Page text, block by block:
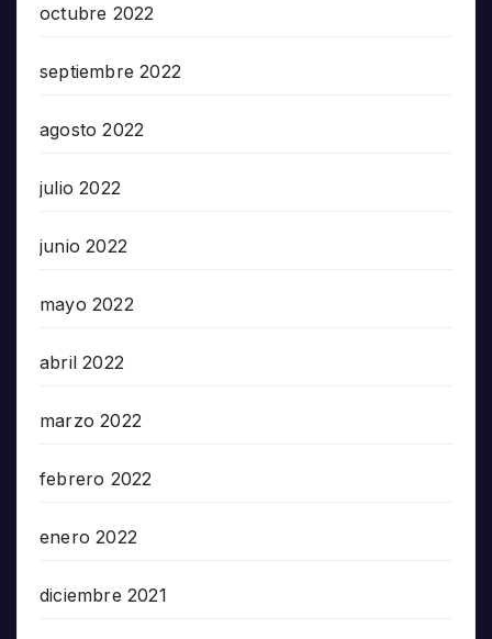
octubre 2022
septiembre 2022
agosto 2022
julio 2022
junio 2022
mayo 2022
abril 2022
marzo 2022
febrero 2022
enero 2022
diciembre 2021